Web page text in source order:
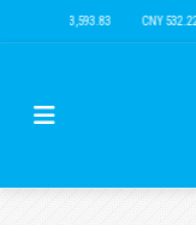
USD 3,593.83 CNY 532.22